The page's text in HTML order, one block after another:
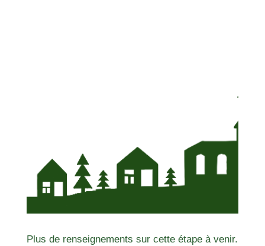
Plus de renseignements sur cette étape à venir.